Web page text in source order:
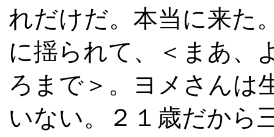
れだけだ。本当に来た
に揺られて、＜まあ、
ろまで＞。ヨメさんは
いない。２１歳だから